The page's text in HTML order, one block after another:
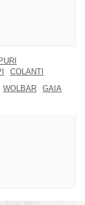
COLANTI
WOLBAR
GAIA